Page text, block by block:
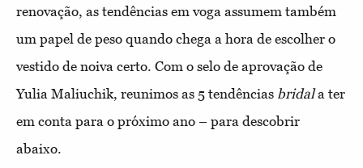
renovação, as tendências em voga assumem também
um papel de peso quando chega a hora de escolher o
vestido de noiva certo. Com o selo de aprovação de
Yulia Maliuchik, reunimos as 5 tendências bridala ter
em conta para o próximo ano – para descobrir
abaixo.